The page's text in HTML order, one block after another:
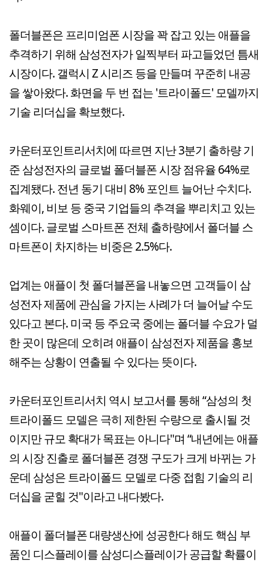
폴더블폰은 프리미엄폰 시장을 꽉 잡고 있는 애플을
추격하기 위해 삼성전자가 일찍부터 파고들었던 틈새
시장이다. 갤럭시 Z 시리즈 등을 만들며 꾸준히 내공
을 쌓아왔다. 화면을 두 번 접는 '트라이폴드' 모델까지
기술 리더십을 확보했다.
카운터포인트리서치에 따르면 지난 3분기 출하량 기
준 삼성전자의 글로벌 폴더블폰 시장 점유율 64%로
집계됐다. 전년 동기 대비 8% 포인트 늘어난 수치다.
화웨이, 비보 등 중국 기업들의 추격을 뿌리치고 있는
셈이다. 글로벌 스마트폰 전체 출하량에서 폴더블 스
마트폰이 차지하는 비중은 2.5%다.
업계는 애플이 첫 폴더블폰을 내놓으면 고객들이 삼
성전자 제품에 관심을 가지는 사례가 더 늘어날 수도
있다고 본다. 미국 등 주요국 중에는 폴더블 수요가 덜
한 곳이 많은데 오히려 애플이 삼성전자 제품을 홍보
해주는 상황이 연출될 수 있다는 뜻이다.
카운터포인트리서치 역시 보고서를 통해 “삼성의 첫
트라이폴드 모델은 극히 제한된 수량으로 출시될 것
이지만 규모 확대가 목표는 아니다"며 “내년에는 애플
의 시장 진출로 폴더블폰 경쟁 구도가 크게 바뀌는 가
운데 삼성은 트라이폴드 모델로 다중 접힘 기술의 리
더십을 굳힐 것"이라고 내다봤다.
애플이 폴더블폰 대량생산에 성공한다 해도 핵심 부
품인 디스플레이를 삼성디스플레이가 공급할 확률이